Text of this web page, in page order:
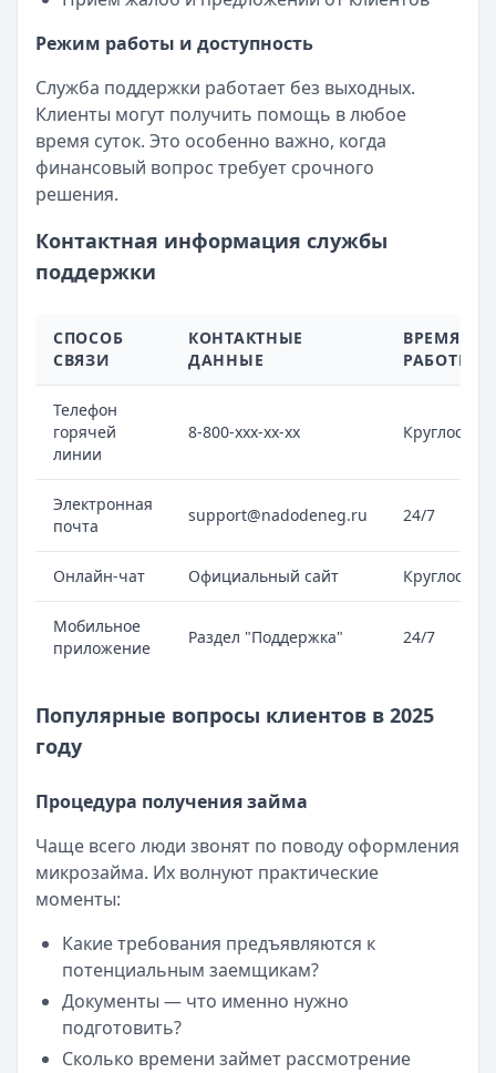
Режим работы и доступность
Служба поддержки работает без выходных.
Клиенты могут получить помощь в любое
время суток. Это особенно важно, когда
финансовый вопрос требует срочного
решения.
Контактная информация службы
поддержки
СПОСОБ
СВЯЗИ
КОНТАКТНЫЕ
ДАННЫЕ
ВРЕМЯ
РАБОТЫ
Телефон
горячей
линии
8-800-xxx-xx-xx
Электронная
почта
support@nadodeneg.ru 24/7
Онлайн-чат Официальный сайт
Мобильное
приложение
Раздел "Поддержка" 24/7
Популярные вопросы клиентов в 2025
году
Процедура получения займа
Чаще всего люди звонят по поводу оформления
микрозайма. Их волнуют практические
моменты:
Какие требования предъявляются к
потенциальным заемщикам?
Документы — что именно нужно
подготовить?
Сколько времени займет рассмотрение